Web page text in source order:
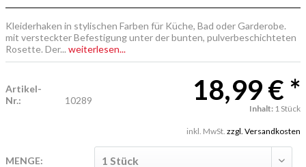
Kleiderhaken in stylischen Farben für Küche, Bad oder Garderobe.
mit versteckter Befestigung unter der bunten, pulverbeschichteten
Rosette. Der... weiterlesen...
Artikel-
Nr.:
10289 18,99 € *
Inhalt: 1 Stück
inkl. MwSt. zzgl. Versandkosten
MENGE: